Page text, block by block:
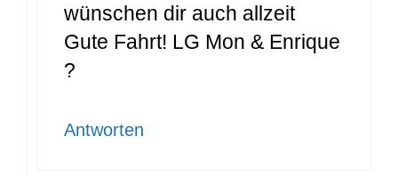
wünschen dir auch allzeit
Gute Fahrt! LG Mon & Enrique
?
Antworten